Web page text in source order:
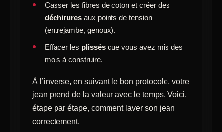
Casser les fibres de coton et créer des
déchirures aux points de tension
(entrejambe, genoux).
Effacer les plissés que vous avez mis des
mois à construire.
À l’inverse, en suivant le bon protocole, votre
jean prend de la valeur avec le temps. Voici,
étape par étape, comment laver son jean
correctement.